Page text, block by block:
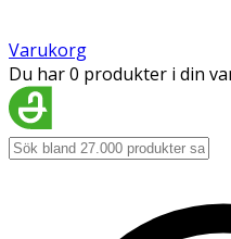
Varukorg
Du har 0 produkter i din